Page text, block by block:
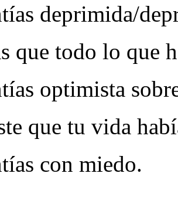
deprimida/
que todo lo que
optimista
que tu vida
con miedo.